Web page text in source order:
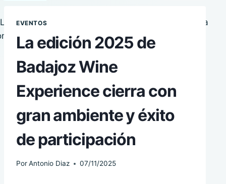
EVENTOS
La edición 2025 de
Badajoz Wine
Experience cierra con
gran ambiente y éxito
de participación
PorAntonio Diaz 07/11/2025